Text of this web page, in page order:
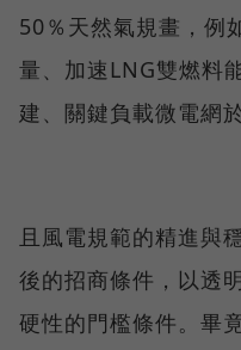
50％天然氣規畫，例
量、加速LNG雙燃料
建、關鍵負載微電網
且風電規範的精進與
後的招商條件，以透
硬性的門檻條件。畢